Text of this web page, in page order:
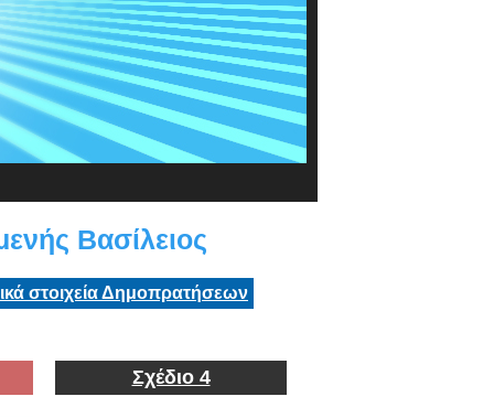
Βασίλειος
στοιχεία Δημοπρατήσεων
Σχέδιο 4